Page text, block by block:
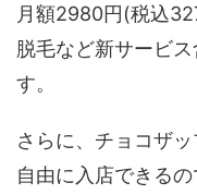
月額2980円(税込
脱毛など新サービ
す。
さらに、チョコザ
自由に入店できる